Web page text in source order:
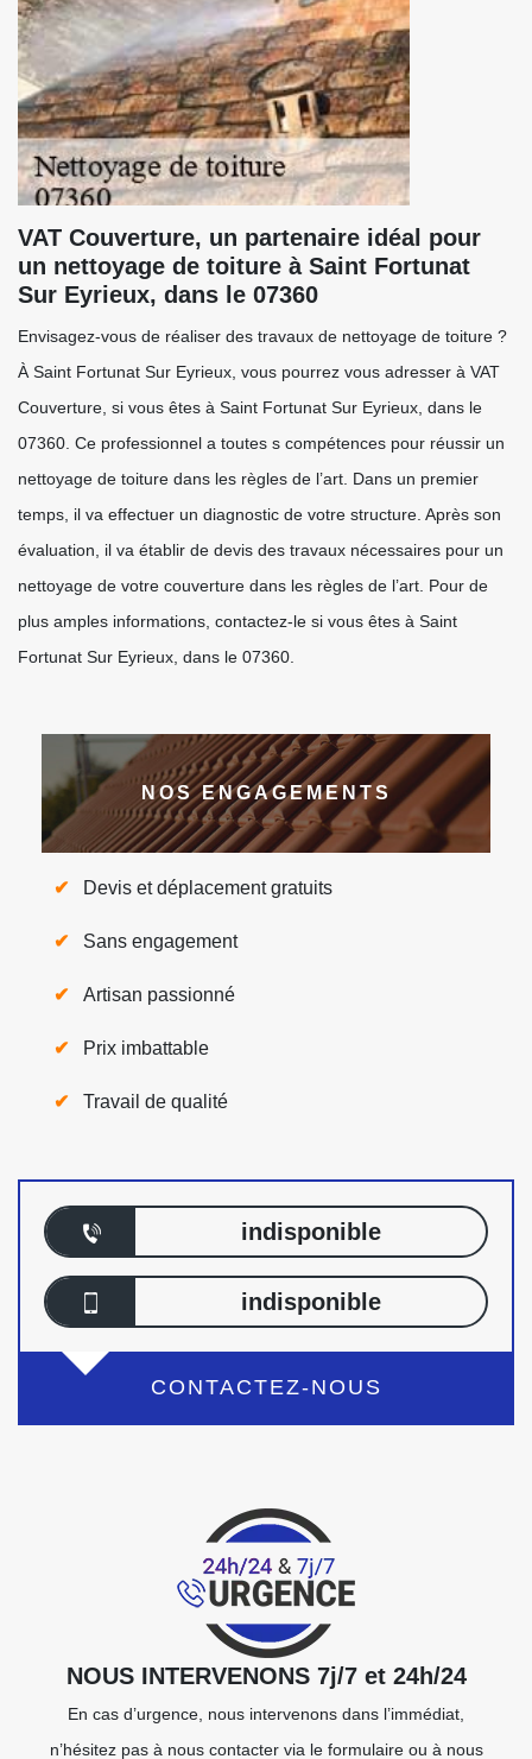
VAT Couverture, un partenaire idéal pour
un nettoyage de toiture à Saint Fortunat
Sur Eyrieux, dans le 07360
Envisagez-vous de réaliser des travaux de nettoyage de toiture ?
À Saint Fortunat Sur Eyrieux, vous pourrez vous adresser à VAT
Couverture, si vous êtes à Saint Fortunat Sur Eyrieux, dans le
07360. Ce professionnel a toutes s compétences pour réussir un
nettoyage de toiture dans les règles de l’art. Dans un premier
temps, il va effectuer un diagnostic de votre structure. Après son
évaluation, il va établir de devis des travaux nécessaires pour un
nettoyage de votre couverture dans les règles de l’art. Pour de
plus amples informations, contactez-le si vous êtes à Saint
Fortunat Sur Eyrieux, dans le 07360.
NOS ENGAGEMENTS
Devis et déplacement gratuits
Sans engagement
Artisan passionné
Prix imbattable
Travail de qualité
indisponible
indisponible
CONTACTEZ-NOUS
NOUS INTERVENONS 7j/7 et 24h/24
En cas d’urgence, nous intervenons dans l’immédiat,
n’hésitez pas à nous contacter via le formulaire ou à nous